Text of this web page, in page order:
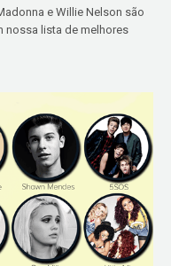
e Willie Nelson são
nossa lista de melhores